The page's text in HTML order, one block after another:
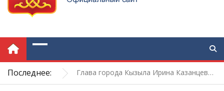
Последнее:
Выездная встреча с жителями МКД по улице Иркутская, дома 1–4
Глава города Кызыла Ирина Казанцева поздравила с 92-летием Почётного гражданина города Кызыла Григория Чоодуевича Ширшина
Сегодня день рождения отмечает Почетный гражданин города Кызыла Григорий Чоодуевич Ширшин!
Отличная возможность повысить квалификацию муниципальным служащим